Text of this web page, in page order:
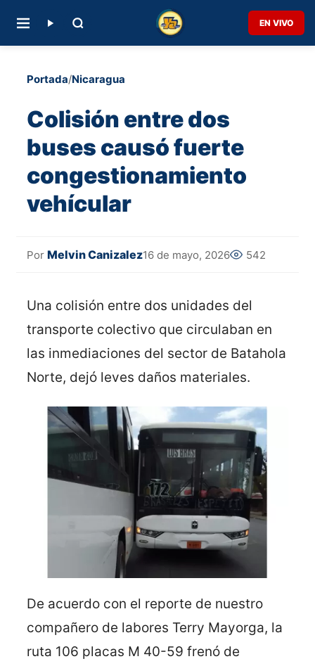
EN VIVO
Portada/Nicaragua
Colisión entre dos
buses causó fuerte
congestionamiento
vehícular
Por Melvin Canizalez16 de mayo, 2026 542
Una colisión entre dos unidades del
transporte colectivo que circulaban en
las inmediaciones del sector de Batahola
Norte, dejó leves daños materiales.
De acuerdo con el reporte de nuestro
compañero de labores Terry Mayorga, la
ruta 106 placas M 40-59 frenó de